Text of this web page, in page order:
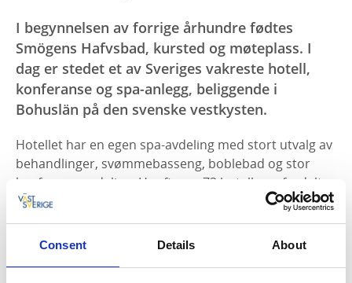
Consent Details About
I begynnelsen av forrige århundre fødtes
Smögens Hafvsbad, kursted og møteplass. I
dag er stedet et av Sveriges vakreste hotell,
konferanse og spa-anlegg, beliggende i
Bohuslän på den svenske vestkysten.
Hotellet har en egen spa-avdeling med stort utvalg av
behandlinger, svømmebasseng, boblebad og stor
konferanseavdeling. Her finnes 73 hotellrom fordelt
på to bygninger. Rommene er lyse og fine.
aktiviteter for gjester som vil berike besøket med for
eksempel en skjærgårdstur eller en skalldyrsafari, og